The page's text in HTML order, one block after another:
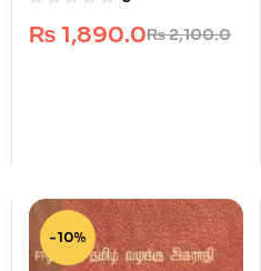
₨2,100.0
₨ 1,890.0
-10%